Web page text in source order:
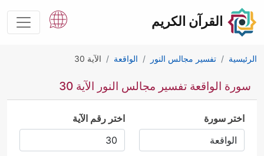
القرآن الكريم
الرئيسية تفسير مجالس النور الواقعة الآية 30
سورة الواقعة تفسير مجالس النور الآية 30
اختر سورة اختر رقم الآية